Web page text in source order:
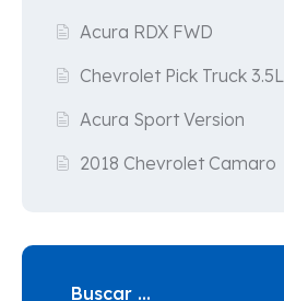
Acura RDX FWD
Chevrolet Pick Truck 3.5L
Acura Sport Version
2018 Chevrolet Camaro